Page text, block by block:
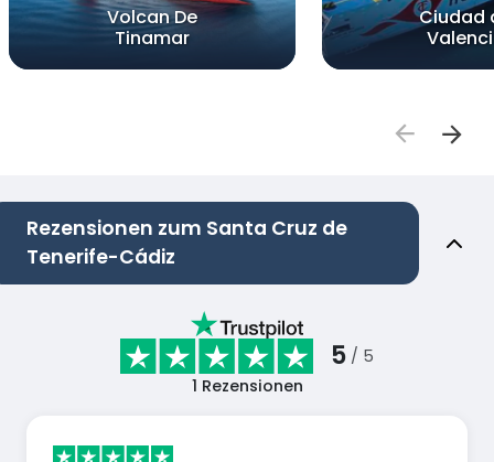
Volcan De
Tinamar
Ciudad
Rezensionen zum Santa Cruz de
Tenerife-Cádiz
5 / 5
1 Rezensionen